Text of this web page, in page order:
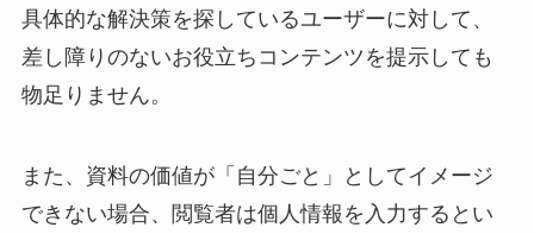
具体的な解決策を探しているユーザーに対して、
差し障りのないお役立ちコンテンツを提示しても
物足りません。
また、資料の価値が「自分ごと」としてイメージ
できない場合、閲覧者は個人情報を入力するとい